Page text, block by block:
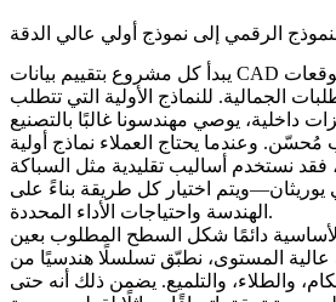
الرقمي إلى نموذج أولي عالي الدقة
يبدأ كل مشروع بتقييم بيانات CAD من حيث الهندسة، وتوقعات
الجمالية. للنماذج الأولية التي تتطلب
داخلية، يوصي مهندسونا غالبًا بالتصنيع
وعندما يحتاج العملاء نماذج أولية
فقد نستخدم أساليب تقليدية مثل السباكة
يوريثان—ويتم اختيار كل طريقة بناءً على
الهندسة واحتياجات الأداء المحددة.
دائمًا شكل السطح المطلوب بعين
عالية المستوى، نطبّق تسلسلًا هندسيًا من
والطلاء، والتلميع. يضمن ذلك أنه حتى